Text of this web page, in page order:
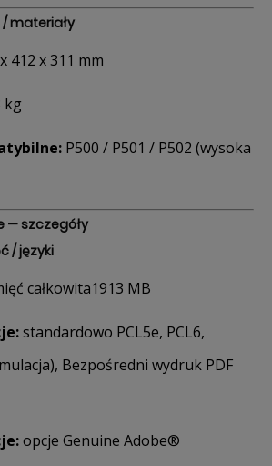
materiały
412 x 311 mm
kg
P500 / P501 / P502 (wysoka
— szczegóły
/ języki
całkowita1913 MB
standardowo PCL5e, PCL6,
Bezpośredni wydruk PDF
opcje Genuine Adobe®